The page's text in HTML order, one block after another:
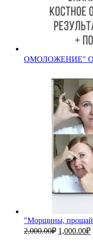
ОМОЛОЖЕНИЕ"
"Морщины,
2,000.00₽ 1,000.00₽